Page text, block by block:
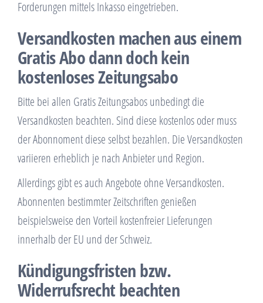
Forderungen mittels Inkasso eingetrieben.
Versandkosten machen aus einem
Gratis Abo dann doch kein
kostenloses Zeitungsabo
Bitte bei allen Gratis Zeitungsabos unbedingt die
Versandkosten beachten. Sind diese kostenlos oder muss
der Abonnoment diese selbst bezahlen. Die Versandkosten
variieren erheblich je nach Anbieter und Region.
Allerdings gibt es auch Angebote ohne Versandkosten.
Abonnenten bestimmter Zeitschriften genießen
beispielsweise den Vorteil kostenfreier Lieferungen
innerhalb der EU und der Schweiz.
Kündigungsfristen bzw.
Widerrufsrecht beachten